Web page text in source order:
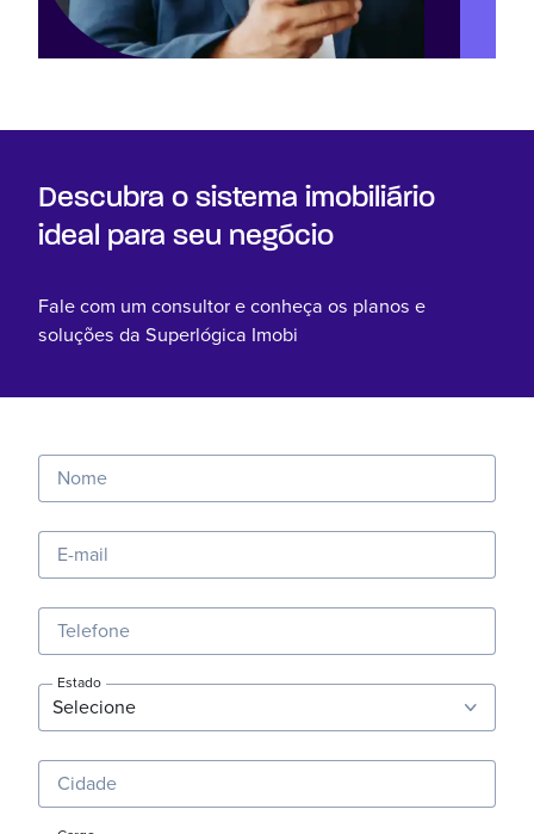
Descubra o sistema imobiliário
ideal para seu negócio
Fale com um consultor e conheça os planos e
soluções da Superlógica Imobi
Nome
E-mail
Telefone
Estado
Cidade